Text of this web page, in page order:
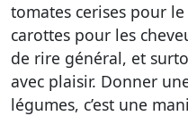
tomates cerises pour
carottes pour les
de rire général, et
avec plaisir. Donner
légumes, c’est une